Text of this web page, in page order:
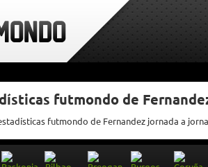
futmondo de
futmondo de Fernandez jornada a